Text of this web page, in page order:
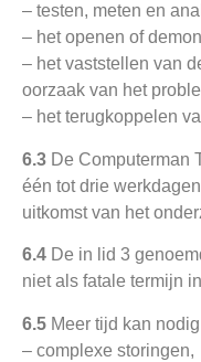
– testen, meten en
– het openen of
– het vaststellen van
oorzaak van het
– het terugkoppelen
6.3 De Computerman
één tot drie
uitkomst van het
6.4 De in lid 3
niet als fatale termijn
6.5 Meer tijd kan
– complexe storingen,